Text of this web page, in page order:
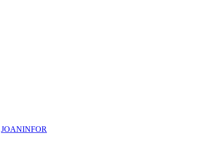
JOANINFOR